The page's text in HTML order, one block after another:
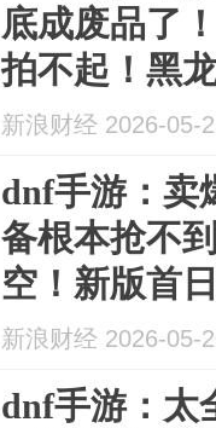
底成废品了
拍不起！黑
拍！
新浪财经 2026-05-
dnf手游：卖
备根本抢不
空！新版首
新浪财经 2026-05-
dnf手游：太